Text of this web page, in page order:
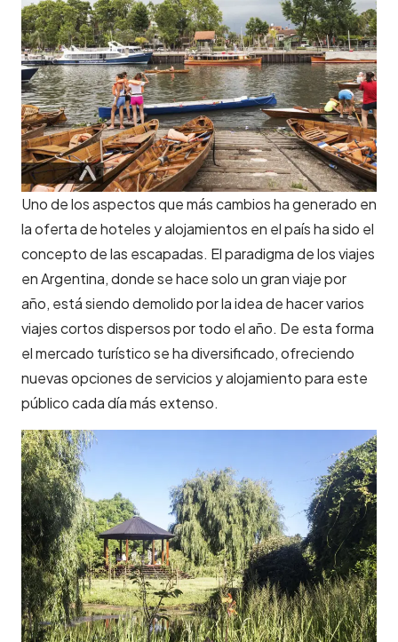
Uno de los aspectos que más cambios ha generado en
la oferta de hoteles y alojamientos en el país ha sido el
concepto de las escapadas. El paradigma de los viajes
en Argentina, donde se hace solo un gran viaje por
año, está siendo demolido por la idea de hacer varios
viajes cortos dispersos por todo el año. De esta forma
el mercado turístico se ha diversificado, ofreciendo
nuevas opciones de servicios y alojamiento para este
público cada día más extenso.